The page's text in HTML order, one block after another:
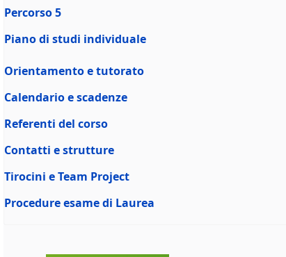
Percorso 5
Piano di studi individuale
Orientamento e tutorato
Calendario e scadenze
Referenti del corso
Contatti e strutture
Tirocini e Team Project
Procedure esame di Laurea